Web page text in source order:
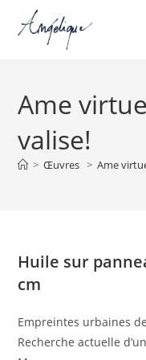
contentAme
valise!
> Œuvres > Ame
Huile sur
cm
Empreintes urbaines
Recherche actuelle